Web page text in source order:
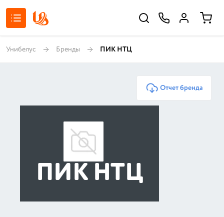
Унибелус Бренды ПИК НТЦ
Отчет бренда
ПИК НТЦ